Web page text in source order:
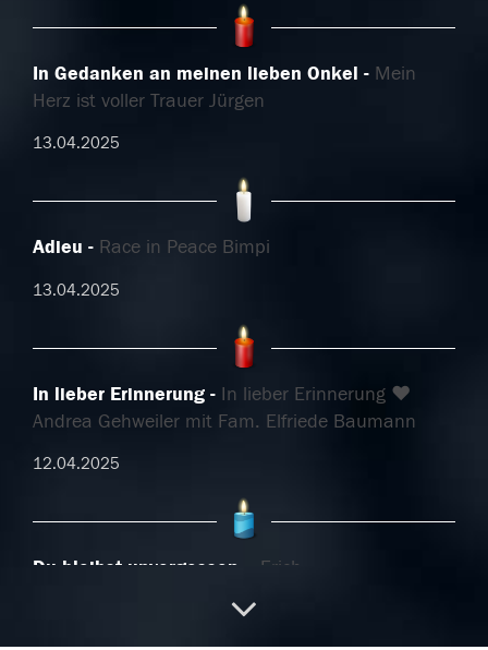
In Gedanken an meinen lieben Onkel
Mein
Herz ist voller Trauer Jürgen
13.04.2025
Adieu Race in Peace Bimpi
13.04.2025
In lieber Erinnerung
In lieber Erinnerung ❤️
Andrea Gehweiler mit Fam. Elfriede Baumann
12.04.2025
Du bleibst unvergessen. Erich